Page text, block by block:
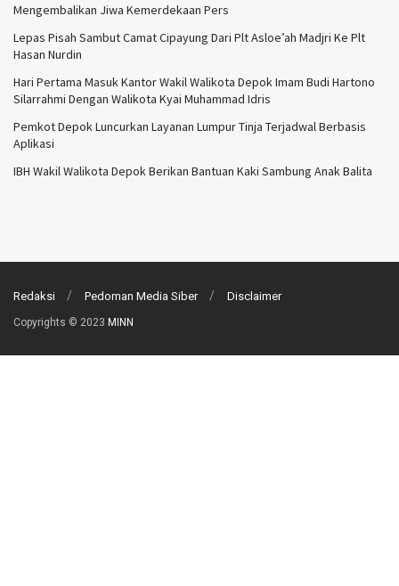
Mengembalikan Jiwa Kemerdekaan Pers
Lepas Pisah Sambut Camat Cipayung Dari Plt Asloe’ah Madjri Ke Plt
Hasan Nurdin
Hari Pertama Masuk Kantor Wakil Walikota Depok Imam Budi Hartono
Silarrahmi Dengan Walikota Kyai Muhammad Idris
Pemkot Depok Luncurkan Layanan Lumpur Tinja Terjadwal Berbasis
Aplikasi
IBH Wakil Walikota Depok Berikan Bantuan Kaki Sambung Anak Balita
Redaksi Pedoman Media Siber Disclaimer
Copyrights © 2023 MINN